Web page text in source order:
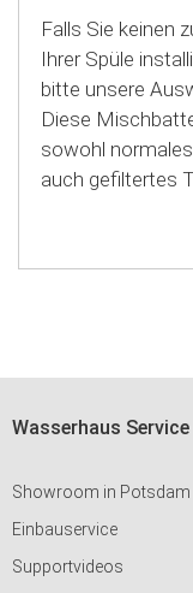
Falls Sie keinen
Ihrer Spüle
bitte unsere
Diese
sowohl
auch gefiltertes
Wasserhaus Service
Showroom in Potsdam
Einbauservice
Supportvideos